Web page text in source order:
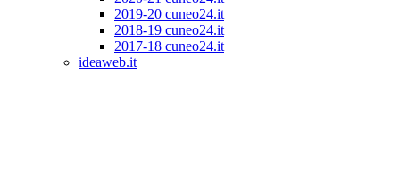
2019-20 cuneo24.it
2018-19 cuneo24.it
2017-18 cuneo24.it
ideaweb.it